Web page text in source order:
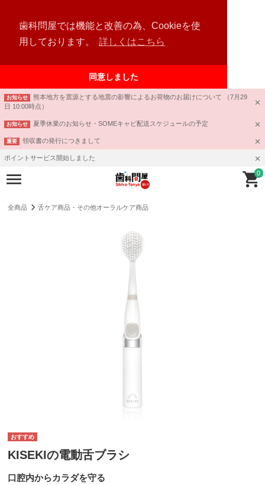
歯科問屋では機能と改善の為、Cookieを使
用しております。
詳しくはこちら
同意しました
お知らせ
熊本地方を震源とする地震の影響によるお荷物のお届けについて （7月29
日 10:00時点）
お知らせ 夏季休業のお知らせ・SOMEキャビ配送スケジュールの予定
重要 領収書の発行につきまして
ポイントサービス開始しました
0
全商品 舌ケア商品・その他オーラルケア商品
KISEKIの電動舌ブラシ
口腔内からカラダを守る